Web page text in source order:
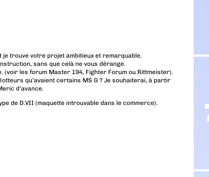
je trouve votre projet ambitieux et remarquable.
sans que celà ne vous dérange.
(voir les forum Master 194, Fighter Forum ou Rittmeister).
qu’avaient certains MS G ? Je souhaiterai, à partir
d’avance.
de D.VII (maquette introuvable dans le commerce).